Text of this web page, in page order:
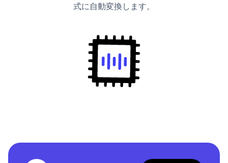
式に自動変換します。